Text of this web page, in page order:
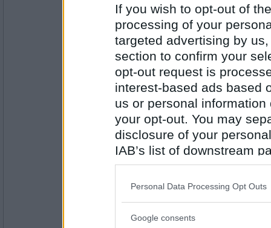
If you wish to opt-out of
processing of your
targeted advertising by
section to confirm your
opt-out request is
interest-based ads based
us or personal
your opt-out. You may
disclosure of your
IAB’s list of downstream
also be disclosed by us
Downstream Participants
Please note that this
Personal Data Processing Opt Outs
Google consents
Antal inlägg:
Är det roligt att shoppa?
Nachteis
Antal inlägg:
Nej, men ibland måste man.
Är det roligare att hoppa än att dansa?
Jess Sand